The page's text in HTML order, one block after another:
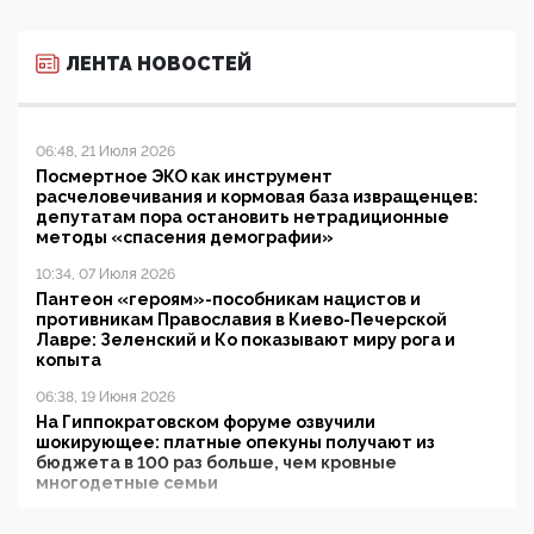
ЛЕНТА НОВОСТЕЙ
06:48, 21 Июля 2026
Посмертное ЭКО как инструмент
расчеловечивания и кормовая база извращенцев:
депутатам пора остановить нетрадиционные
методы «спасения демографии»
10:34, 07 Июля 2026
Пантеон «героям»-пособникам нацистов и
противникам Православия в Киево-Печерской
Лавре: Зеленский и Ко показывают миру рога и
копыта
06:38, 19 Июня 2026
На Гиппократовском форуме озвучили
шокирующее: платные опекуны получают из
бюджета в 100 раз больше, чем кровные
многодетные семьи